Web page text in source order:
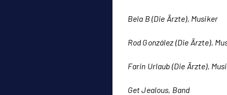
Bela B (Die Ärzte), Musiker
Rod González (Die Ärzte),
Farin Urlaub (Die Ärzte),
Get Jealous, Band